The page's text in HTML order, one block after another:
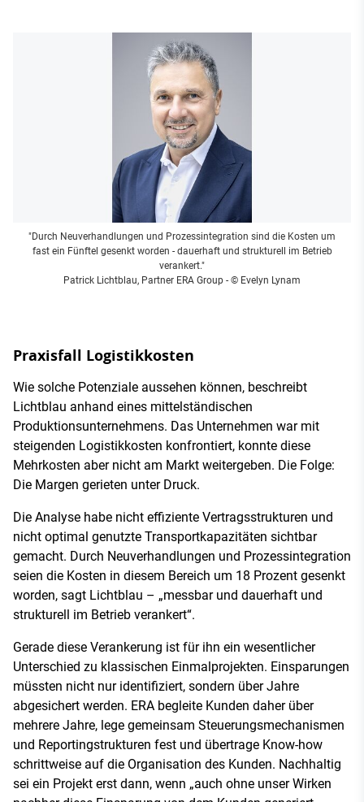
"Durch Neuverhandlungen und Prozessintegration sind die Kosten um
fast ein Fünftel gesenkt worden - dauerhaft und strukturell im Betrieb
verankert."
Patrick Lichtblau, Partner ERA Group - © Evelyn Lynam
Praxisfall Logistikkosten
Wie solche Potenziale aussehen können, beschreibt
Lichtblau anhand eines mittelständischen
Produktionsunternehmens. Das Unternehmen war mit
steigenden Logistikkosten konfrontiert, konnte diese
Mehrkosten aber nicht am Markt weitergeben. Die Folge:
Die Margen gerieten unter Druck.
Die Analyse habe nicht effiziente Vertragsstrukturen und
nicht optimal genutzte Transportkapazitäten sichtbar
gemacht. Durch Neuverhandlungen und Prozessintegration
seien die Kosten in diesem Bereich um 18 Prozent gesenkt
worden, sagt Lichtblau – „messbar und dauerhaft und
strukturell im Betrieb verankert“.
Gerade diese Verankerung ist für ihn ein wesentlicher
Unterschied zu klassischen Einmalprojekten. Einsparungen
müssten nicht nur identifiziert, sondern über Jahre
abgesichert werden. ERA begleite Kunden daher über
mehrere Jahre, lege gemeinsam Steuerungsmechanismen
und Reportingstrukturen fest und übertrage Know-how
schrittweise auf die Organisation des Kunden. Nachhaltig
sei ein Projekt erst dann, wenn „auch ohne unser Wirken